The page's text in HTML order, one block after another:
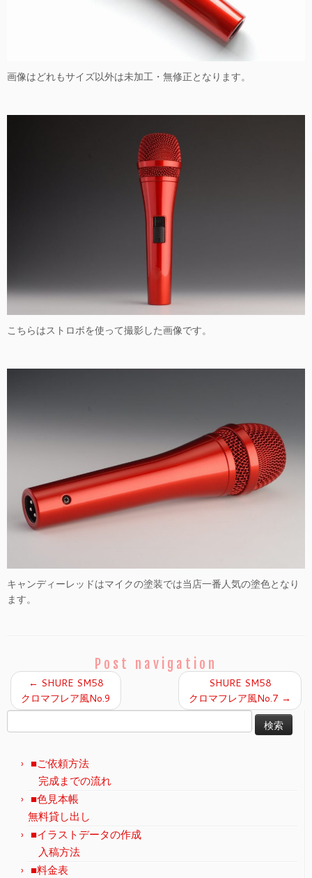
画像はどれもサイズ以外は未加工・無修正となります。
こちらはストロボを使って撮影した画像です。
キャンディーレッドはマイクの塗装では当店一番人気の塗色となり
ます。
Post navigation
← SHURE SM58
クロマフレア風No.9
SHURE SM58
クロマフレア風No.7 →
索:
■ご依頼方法
完成までの流れ
■色見本帳
無料貸し出し
■イラストデータの作成
入稿方法
■料金表